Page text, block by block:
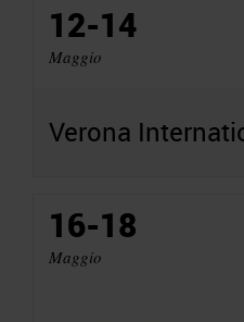
12-14
Maggio
Verona
16-18
Maggio